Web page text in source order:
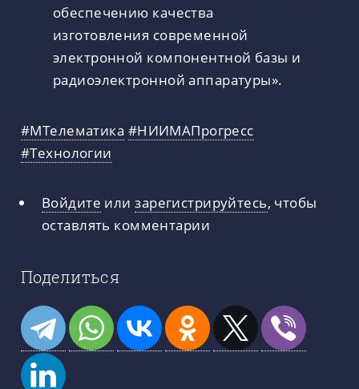
обеспечению качества
изготовления современной
электронной компонентной базы и
радиоэлектронной аппаратуры».
#МТелематика #НИИМАПрогресс
#Технологии
Войдите илизарегистрируйтесь, чтобы
оставлять комментарии
Поделиться